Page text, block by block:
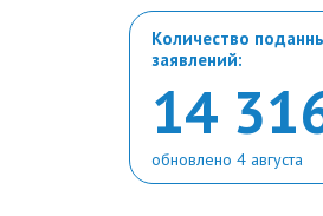
Количество
заявлений:
14
обновлено 4 августа